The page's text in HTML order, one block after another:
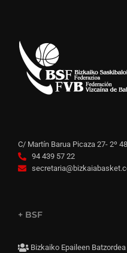
C/ Martín Barua Picaza 27- 2º
94 439 57 22
+ BSF
Bizkaiko Epaileen Batzordea